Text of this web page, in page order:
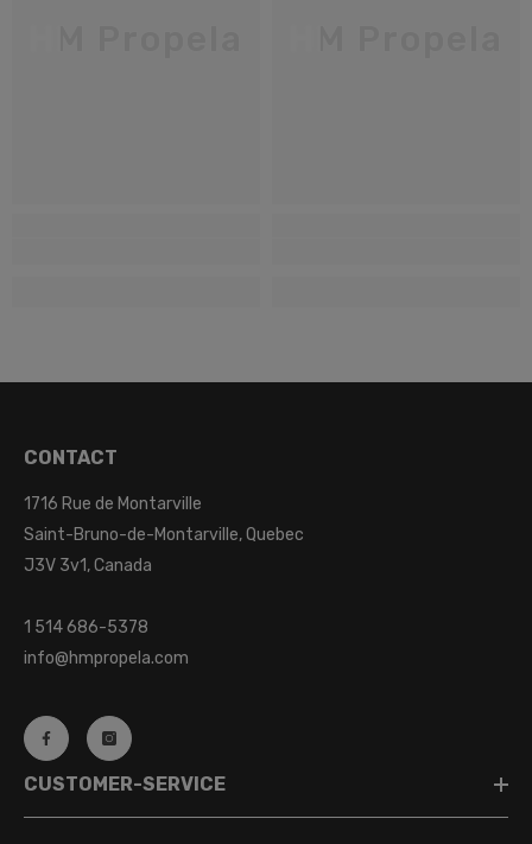
CONTACT
1716 Rue de Montarville
Saint-Bruno-de-Montarville, Quebec
J3V 3v1, Canada
1 514 686-5378
info@hmpropela.com
CUSTOMER-SERVICE